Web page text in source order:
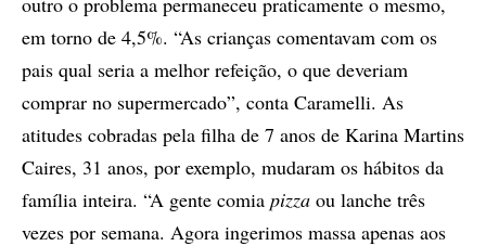
em torno de 4,5%. “As crianças comentavam com os
pais qual seria a melhor refeição, o que deveriam
comprar no supermercado”, conta Caramelli. As
atitudes cobradas pela filha de 7 anos de Karina Martins
Caires, 31 anos, por exemplo, mudaram os hábitos da
família inteira. “A gente comia pizza ou lanche três
vezes por semana. Agora ingerimos massa apenas aos